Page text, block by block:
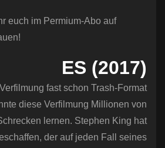
euch im Permium-Abo auf
ES (2017)
fast schon Trash-Format
diese Verfilmung Millionen von
lernen. Stephen King hat
der auf jeden Fall seines